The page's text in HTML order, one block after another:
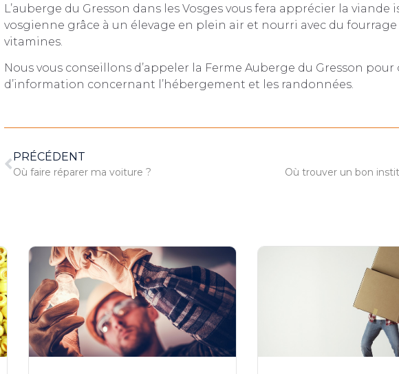
L’auberge du Gresson dans les Vosges vous fera apprécier la viande
vosgienne grâce à un élevage en plein air et nourri avec du
vitamines.
Nous vous conseillons d’appeler la Ferme Auberge du Gresson
d’information concernant l’hébergement et les randonnées.
PRÉCÉDENT
Où faire réparer ma voiture ? Où trouver un bon